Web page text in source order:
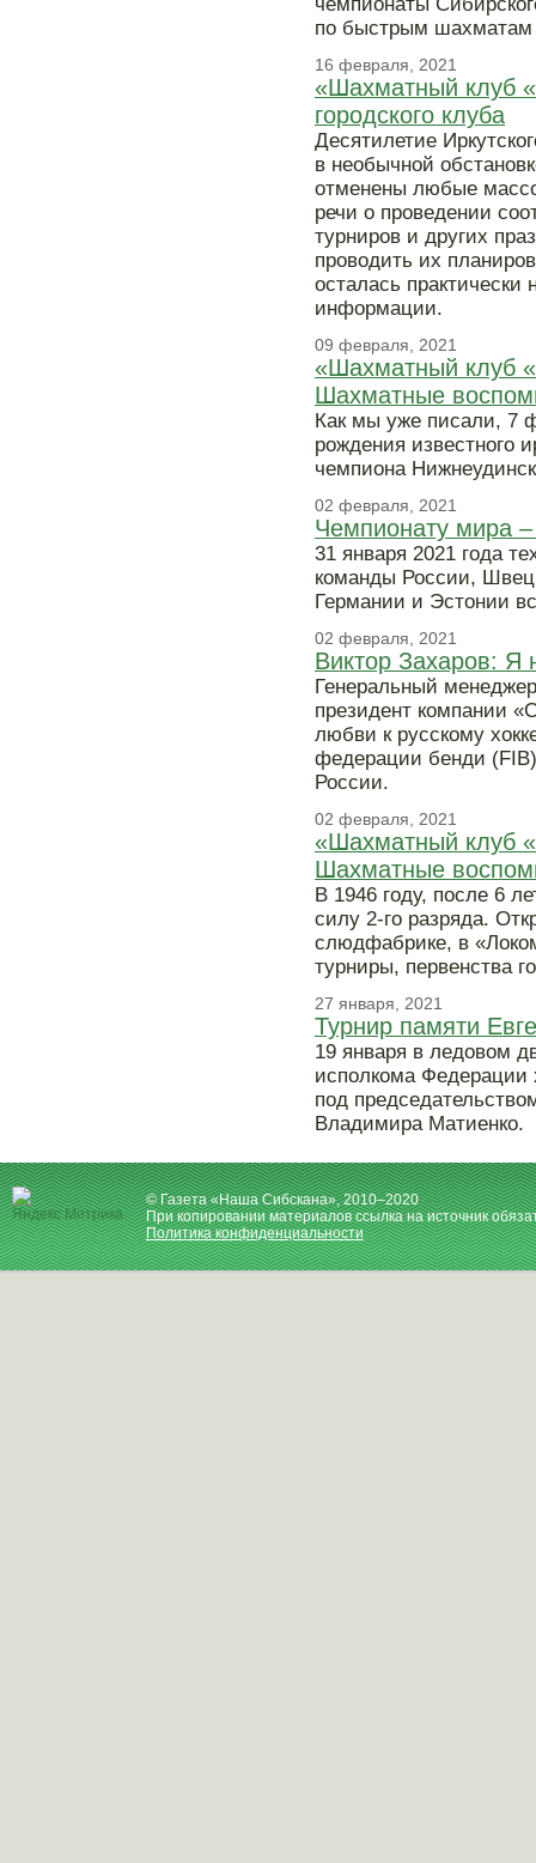
по быстрым шахматам
16 февраля, 2021
«Шахматный клуб
городского клуба
Десятилетие
в необычной
отменены любые
речи о проведении
турниров и других
проводить их
осталась
информации.
09 февраля, 2021
«Шахматный клуб
Шахматные
Как мы уже писали, 7
рождения известного
чемпиона
02 февраля, 2021
Чемпионату мира
31 января 2021 года
команды России,
Германии и Эстонии
02 февраля, 2021
Виктор Захаров: Я
Генеральный
президент компании
любви к русскому
федерации бенди
России.
02 февраля, 2021
«Шахматный клуб
Шахматные
В 1946 году, после 6
силу 2-го разряда.
слюдфабрике, в
турниры, первенства
27 января, 2021
Турнир памяти
19 января в ледовом
исполкома Федерации
под
Владимира Матиенко.
© Газета «Наша Сибскана», 2010–2020
При копировании материалов ссылка на источник
Политика конфиденциальности